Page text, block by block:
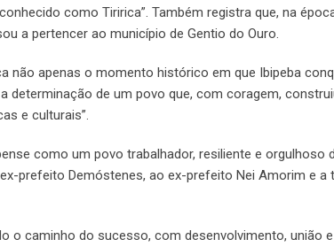
como Tiririca”. Também registra que, na
a pertencer ao município de Gentio do Ouro.
não apenas o momento histórico em que Ibipeba
determinação de um povo que, com coragem,
e culturais”.
como um povo trabalhador, resiliente e orgulhoso
prefeito Demóstenes, ao ex-prefeito Nei Amorim e
o caminho do sucesso, com desenvolvimento,